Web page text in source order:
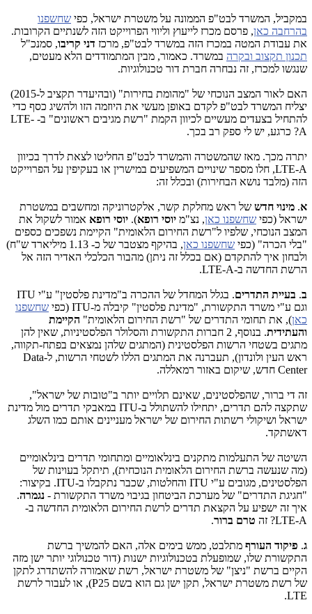
במקביל, המשרד לבט"פ הממונה על משטרת ישראל, כפי שחשפנו
בהרחבה כאן, פרסם מכרז לייעוץ וליווי הפרוייקט הזה לשנתיים הקרובות.
את עבודת המטה במכרז הזה במשרד לבט"פ, מרכז דני קריבו, סמנכ"ל
תכנון תקצוב ובקרה במשרד. כאמור, מבין המתמודדים הלא מעטים,
שנגשו למכרז, זה נבחרה חברת דור טכנולוגיות.
האם לאור המצב הנוכחי של "מהומת בחירות" (ובהיעדר תקציב ל-2015)
יצליח המשרד לבט"פ לקדם באופן מעשי את היוזמה הזו ולהשיג כסף כדי
להתחיל בצעדים מעשיים לכיוון הקמת "רשת מגיבים ראשונים" ב- LTE-
A? כרגע, יש לי ספק רב בכך.
יתרה מכך. מאז שהמשטרה והמשרד לבט"פ החליטו לצאת לדרך בכיוון
LTE-A, חלו מספר שינויים המשפיעים במישרין או בעקיפין על הפרוייקט
הזה (מלבד נושא הבחירות) ובכלל זה:
א. מינוי חדש של ראש מחלקת קשר, אלקטרוניקה ומחשבים במשטרת
ישראל (כפי שחשפנו כאן, נצ"מ יוסי רופא). יוסי רופא אמור לשקול את
המצב הנוכחי, שלפיו ל"רשת החירום הלאומית" הקיימת נשפכים כספים
"בלי הכרה" (כפי שחשפנו כאן
, בהיקף מצטבר של כ- 1.13 מיליארד ש"ח)
ולבחון איך להתקדם (אם בכלל זה ניתן) מהבור הכלכלי האדיר הזה אל
הרשת החדשה ב-LTE-A.
ב. בעיית התדרים
. בגלל המחדל של ההכרה ב"מדינת פלסטין" ע"י ITU
וגם ע"י משרד התקשורת, "מדינת פלסטין" קיבלה מ-ITU (כפי
שחשפנו
כאן), את תחומי התדרים של "רשת החירום הלאומית" הקיימת
והעתידית
. בנוסף, 2 חברות התקשורת והסלולר הפלסטיניות, שאין להן
מתגים בשטחי הרשות הפלסטינית (המתגים שלהן נמצאים בפתח-תקווה,
ראש העין ולונדון), תעברנה את המתגים הללו לשטחי הרשות, ל-Data
Center חדש, שיקום באזור רמאללה.
זה די ברור, שהפלסטינים, שאינם תלויים יותר ב"טובות של ישראל",
שתקצה להם תדרים, יתחילו להשתולל ב-ITU במאבקי תדרים מול מדינת
ישראל ושיקולי רשתות החירום של ישראל מעניינים אותם כמו השלג
דאשתקד.
השיטה של התעלמות מתקנים בינלאומיים ומתחומי תדרים בינלאומיים
(מה שנעשה ברשת החירום הלאומית הנוכחית), תיתקל בעוינות של
הפלסטינים, מגובים ע"י ITU והחלטות, שכבר נתקבלו ב-ITU. בקיצור:
"חגיגת התדרים" של מערכת הביטחון בגיבוי משרד התקשורת - נגמרה.
איך זה ישפיע על הקצאת תדרים לרשת החירום הלאומית החדשה ב-
LTE-A? זה
טרם ברור.
ג. פיקוד העורף מתלבט, ממש בימים אלה, האם להמשיך ברשת
התקשורת שלו, שמופעלת בטכנולוגיות ישנות (דור טכנולוגי יותר ישן מזה
הקיים ברשת "ניצן" של משטרת ישראל, רשת שאמורה להשתדרג לתקן
של רשת משטרת ישראל, תקן ישן גם הוא בשם P25), או לעבור לרשת
LTE.